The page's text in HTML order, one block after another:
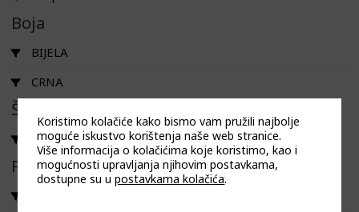
Boja
BIJELA
CRNA
Širina
55
Filtriraj prema linija
Koristimo kolačiće kako bismo vam pružili najbolje
moguće iskustvo korištenja naše web stranice.
Više informacija o kolačićima koje koristimo, kao i
mogućnosti upravljanja njihovim postavkama,
dostupne su upostavkama kolačića.